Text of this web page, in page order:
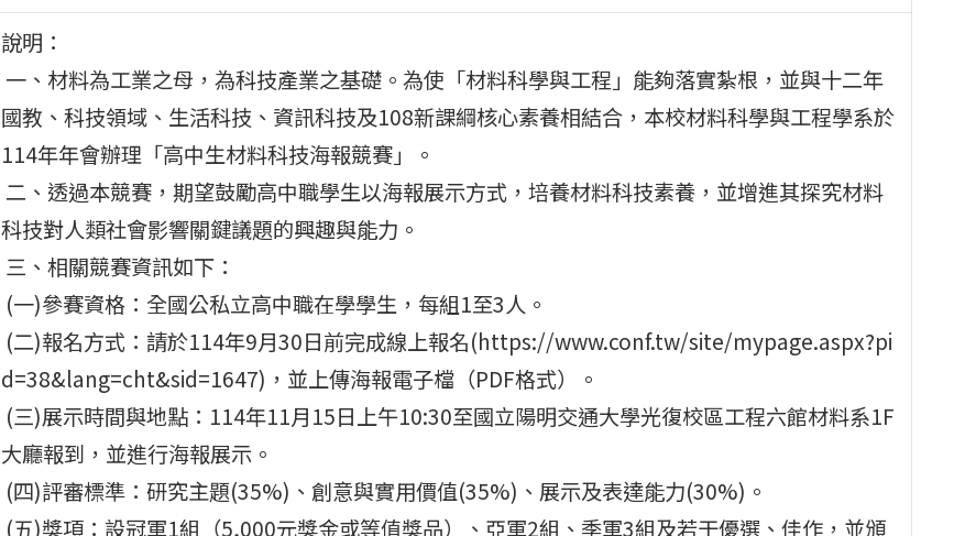
說明：
一、材料為工業之母，為科技產業之基礎。為使「材料科學與工程」能夠落實紮根，並與十二年
國教、科技領域、生活科技、資訊科技及108新課綱核心素養相結合，本校材料科學與工程學系於
114年年會辦理「高中生材料科技海報競賽」。
二、透過本競賽，期望鼓勵高中職學生以海報展示方式，培養材料科技素養，並增進其探究材料
科技對人類社會影響關鍵議題的興趣與能力。
三、相關競賽資訊如下：
(一)參賽資格：全國公私立高中職在學學生，每組1至3人。
(二)報名方式：請於114年9月30日前完成線上報名(https://www.conf.tw/site/mypage.aspx?pi
d=38&lang=cht&sid=1647)，並上傳海報電子檔（PDF格式）。
(三)展示時間與地點：114年11月15日上午10:30至國立陽明交通大學光復校區工程六館材料系1F
大廳報到，並進行海報展示。
(四)評審標準：研究主題(35%)、創意與實用價值(35%)、展示及表達能力(30%)。
(五)獎項：設冠軍1組（5,000元獎金或等值獎品）、亞軍2組、季軍3組及若干優選、佳作，並頒